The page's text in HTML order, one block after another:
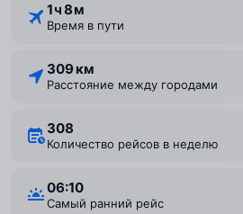
1 ⁠ч 8 ⁠м
Время в пути
309 км
Расстояние между городами
308
Количество рейсов в неделю
06:10
Самый ранний рейс